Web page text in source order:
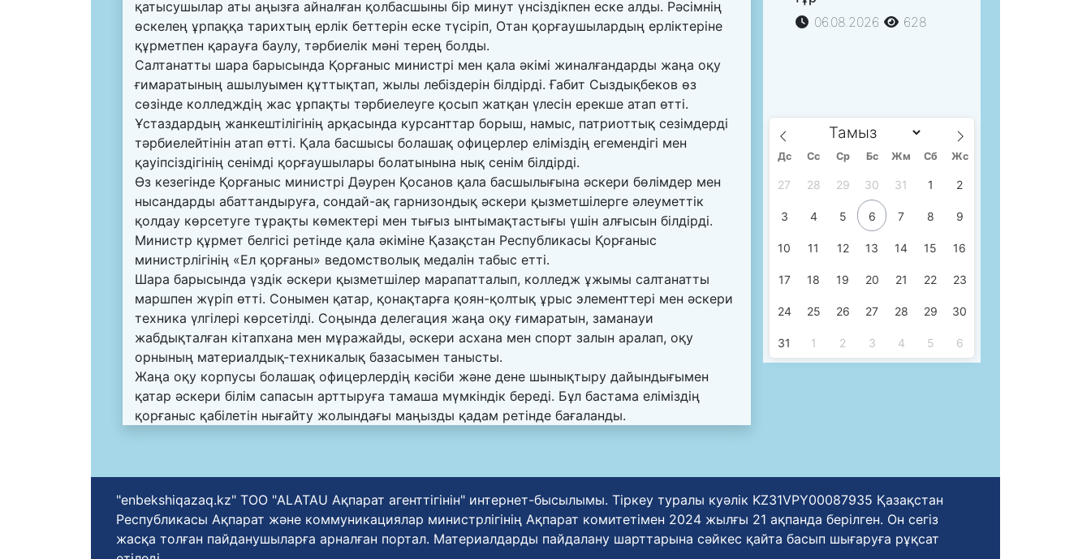
қатысушылар аты аңызға айналған қолбасшыны бір минут үнсіздікпен еске алды. Рәсімнің
өскелең ұрпаққа тарихтың ерлік беттерін еске түсіріп, Отан қорғаушылардың ерліктеріне
құрметпен қарауға баулу, тәрбиелік мәні терең болды.
Салтанатты шара барысында Қорғаныс министрі мен қала әкімі жиналғандарды жаңа оқу
ғимаратының ашылуымен құттықтап, жылы лебіздерін білдірді. Ғабит Сыздықбеков өз
сөзінде колледждің жас ұрпақты тәрбиелеуге қосып жатқан үлесін ерекше атап өтті.
Ұстаздардың жанкештілігінің арқасында курсанттар борыш, намыс, патриоттық сезімдерді
тәрбиелейтінін атап өтті. Қала басшысы болашақ офицерлер еліміздің егемендігі мен
қауіпсіздігінің сенімді қорғаушылары болатынына нық сенім білдірді.
Өз кезегінде Қорғаныс министрі Дәурен Қосанов қала басшылығына әскери бөлімдер мен
нысандарды абаттандыруға, сондай-ақ гарнизондық әскери қызметшілерге әлеуметтік
қолдау көрсетуге тұрақты көмектері мен тығыз ынтымақтастығы үшін алғысын білдірді.
Министр құрмет белгісі ретінде қала әкіміне Қазақстан Республикасы Қорғаныс
министрлігінің «Ел қорғаны» ведомстволық медалін табыс етті.
Шара барысында үздік әскери қызметшілер марапатталып, колледж ұжымы салтанатты
маршпен жүріп өтті. Сонымен қатар, қонақтарға қоян-қолтық ұрыс элементтері мен әскери
техника үлгілері көрсетілді. Соңында делегация жаңа оқу ғимаратын, заманауи
жабдықталған кітапхана мен мұражайды, әскери асхана мен спорт залын аралап, оқу
орнының материалдық-техникалық базасымен танысты.
Жаңа оқу корпусы болашақ офицерлердің кәсіби және дене шынықтыру дайындығымен
қатар әскери білім сапасын арттыруға тамаша мүмкіндік береді. Бұл бастама еліміздің
қорғаныс қабілетін нығайту жолындағы маңызды қадам ретінде бағаланды.
06.08.2026
628
Дс Сc Ср Бс Жм Сб Жс
27 28 29 30 31 1 2
3 4 5 6 7 8 9
10 11 12 13 14 15 16
17 18 19 20 21 22 23
24 25 26 27 28 29 30
31 1 2 3 4 5 6
"enbekshiqazaq.kz" ТОО "ALATAU Ақпарат агенттігінін" интернет-бысылымы. Тіркеу туралы куәлік KZ31VPY00087935 Қазақстан
Республикасы Ақпарат және коммуникациялар министрлігінің Ақпарат комитетімен 2024 жылғы 21 ақпанда берілген. Он сегіз
жасқа толған пайданушыларға арналған портал. Материалдарды пайдалану шарттарына сәйкес қайта басып шығаруға рұқсат